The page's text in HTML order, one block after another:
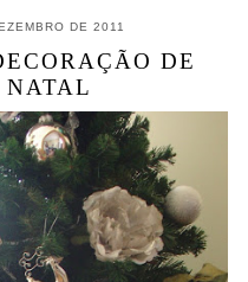
DE 2011
DE
NATAL